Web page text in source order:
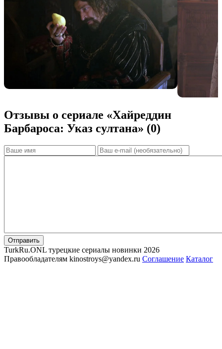
Отзывы о сериале «Хайреддин
Барбароса: Указ султана» (0)
Отправить
TurkRu.ONL турецкие сериалы новинки 2026
Правообладателям kinostroys@yandex.ru Соглашение Каталог